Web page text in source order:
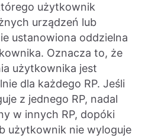
użytkownik
urządzeń lub
ustanowiona oddzielna
Oznacza to, że
użytkownika jest
dla każdego RP. Jeśli
z jednego RP, nadal
w innych RP, dopóki
użytkownik nie wyloguje